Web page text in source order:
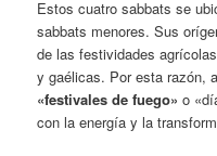
Estos cuatro sabbats se
sabbats menores. Sus
de las festividades
y gaélicas. Por esta razón,
«festivales de fuego» o
con la energía y la